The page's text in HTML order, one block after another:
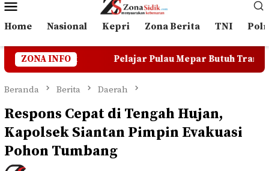
Mobile
Home Nasional Kepri Zona Berita TNI
ZONA INFO
Pelajar Pulau Mepar Butuh Transportasi Darat,
Beranda Berita Daerah
Respons Cepat di Tengah Hujan,
Kapolsek Siantan Pimpin Evakuasi
Pohon Tumbang